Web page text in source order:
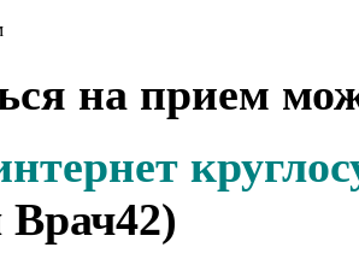
на прием